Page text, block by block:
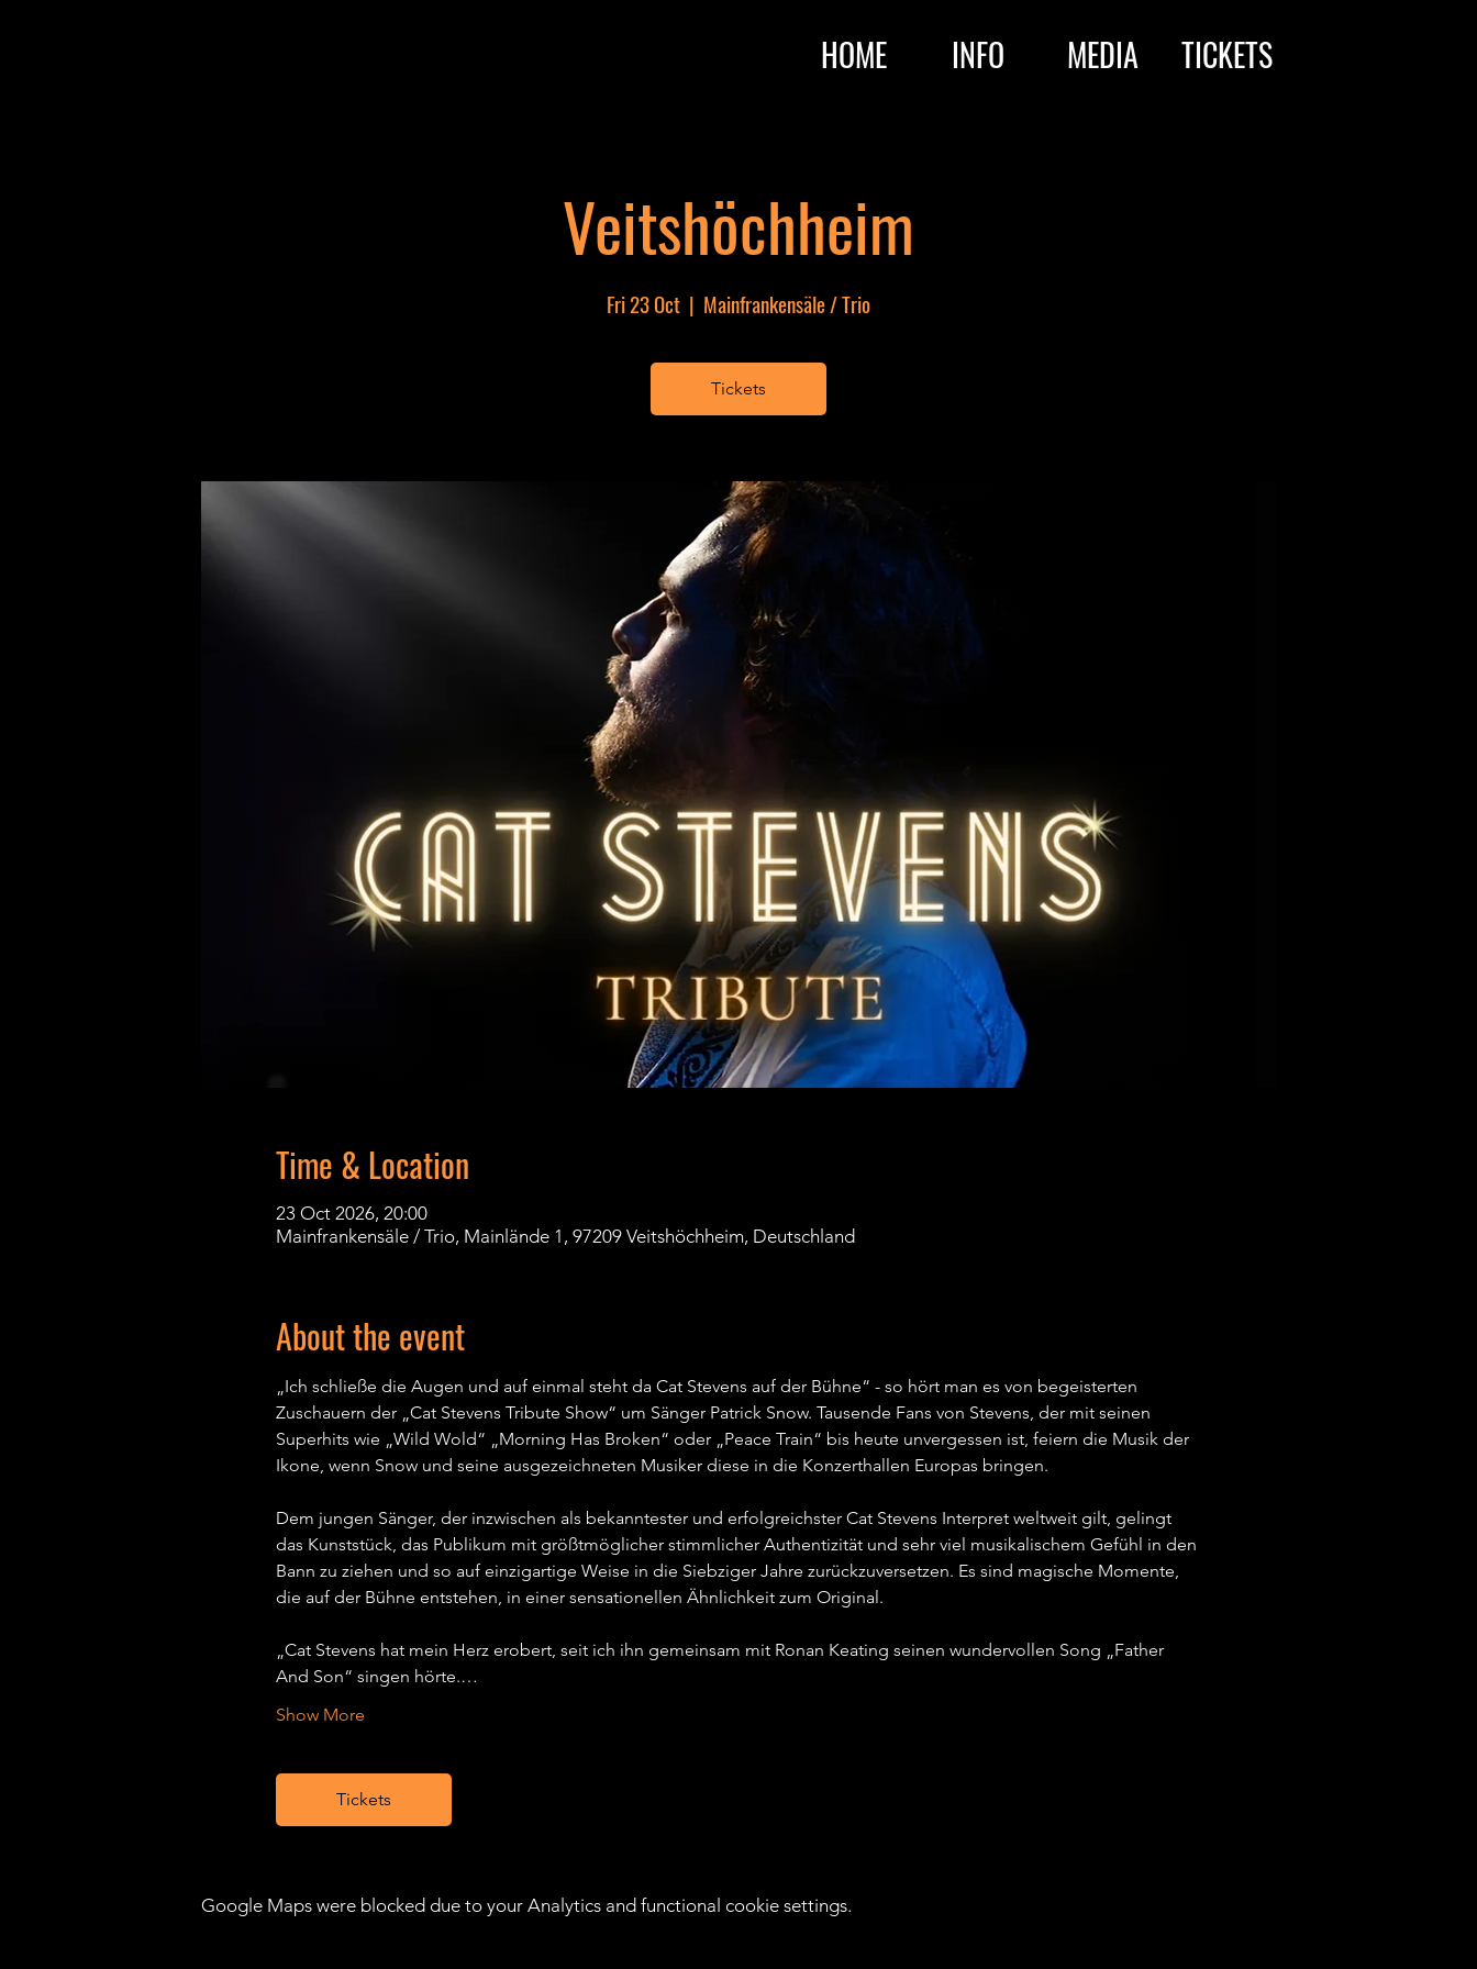
HOME INFO MEDIA TICKETS
Veitshöchheim
Fri 23 Oct
  |
Mainfrankensäle / Trio
Tickets
Time & Location
23 Oct 2026, 20:00
Mainfrankensäle / Trio, Mainlände 1, 97209 Veitshöchheim, Deutschland
About the event
„Ich schließe die Augen und auf einmal steht da Cat Stevens auf der Bühne“ - so hört man es von begeisterten
Zuschauern der „Cat Stevens Tribute Show“ um Sänger Patrick Snow. Tausende Fans von Stevens, der mit seinen
Superhits wie „Wild Wold“ „Morning Has Broken“ oder „Peace Train“ bis heute unvergessen ist, feiern die Musik der
Ikone, wenn Snow und seine ausgezeichneten Musiker diese in die Konzerthallen Europas bringen.
Dem jungen Sänger, der inzwischen als bekanntester und erfolgreichster Cat Stevens Interpret weltweit gilt, gelingt
das Kunststück, das Publikum mit größtmöglicher stimmlicher Authentizität und sehr viel musikalischem Gefühl in den
Bann zu ziehen und so auf einzigartige Weise in die Siebziger Jahre zurückzuversetzen. Es sind magische Momente,
die auf der Bühne entstehen, in einer sensationellen Ähnlichkeit zum Original.
„Cat Stevens hat mein Herz erobert, seit ich ihn gemeinsam mit Ronan Keating seinen wundervollen Song „Father
And Son“ singen hörte.…
Show More
Tickets
Google Maps were blocked due to your Analytics and functional cookie settings.